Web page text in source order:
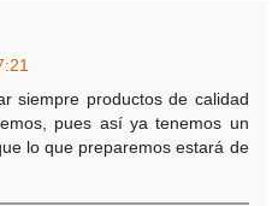
siempre productos de calidad
pues así ya tenemos un
lo que preparemos estará de